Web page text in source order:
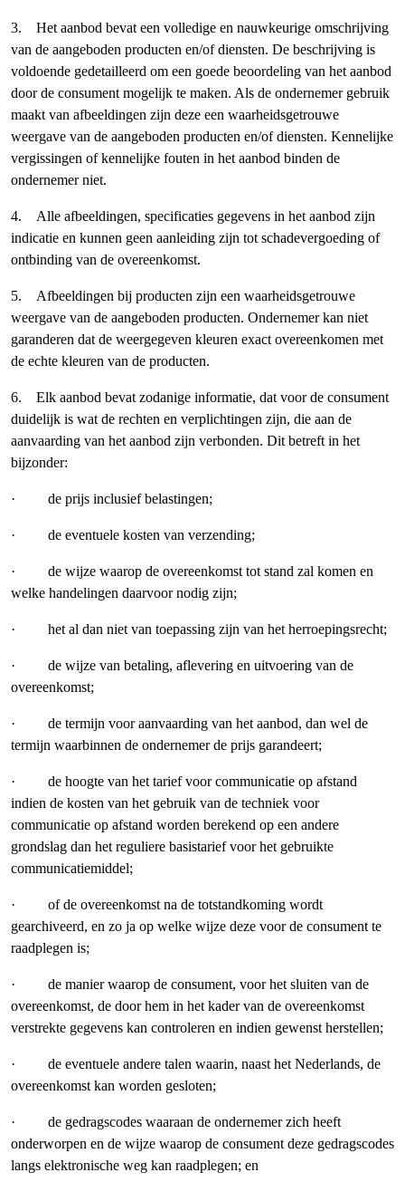
3. Het aanbod bevat een volledige en nauwkeurige omschrijving
van de aangeboden producten en/of diensten. De beschrijving is
voldoende gedetailleerd om een goede beoordeling van het aanbod
door de consument mogelijk te maken. Als de ondernemer gebruik
maakt van afbeeldingen zijn deze een waarheidsgetrouwe
weergave van de aangeboden producten en/of diensten. Kennelijke
vergissingen of kennelijke fouten in het aanbod binden de
ondernemer niet.
4. Alle afbeeldingen, specificaties gegevens in het aanbod zijn
indicatie en kunnen geen aanleiding zijn tot schadevergoeding of
ontbinding van de overeenkomst.
5. Afbeeldingen bij producten zijn een waarheidsgetrouwe
weergave van de aangeboden producten. Ondernemer kan niet
garanderen dat de weergegeven kleuren exact overeenkomen met
de echte kleuren van de producten.
6. Elk aanbod bevat zodanige informatie, dat voor de consument
duidelijk is wat de rechten en verplichtingen zijn, die aan de
aanvaarding van het aanbod zijn verbonden. Dit betreft in het
bijzonder:
· de prijs inclusief belastingen;
· de eventuele kosten van verzending;
· de wijze waarop de overeenkomst tot stand zal komen en
welke handelingen daarvoor nodig zijn;
· het al dan niet van toepassing zijn van het herroepingsrecht;
· de wijze van betaling, aflevering en uitvoering van de
overeenkomst;
· de termijn voor aanvaarding van het aanbod, dan wel de
termijn waarbinnen de ondernemer de prijs garandeert;
· de hoogte van het tarief voor communicatie op afstand
indien de kosten van het gebruik van de techniek voor
communicatie op afstand worden berekend op een andere
grondslag dan het reguliere basistarief voor het gebruikte
communicatiemiddel;
· of de overeenkomst na de totstandkoming wordt
gearchiveerd, en zo ja op welke wijze deze voor de consument te
raadplegen is;
· de manier waarop de consument, voor het sluiten van de
overeenkomst, de door hem in het kader van de overeenkomst
verstrekte gegevens kan controleren en indien gewenst herstellen;
· de eventuele andere talen waarin, naast het Nederlands, de
overeenkomst kan worden gesloten;
· de gedragscodes waaraan de ondernemer zich heeft
onderworpen en de wijze waarop de consument deze gedragscodes
langs elektronische weg kan raadplegen; en